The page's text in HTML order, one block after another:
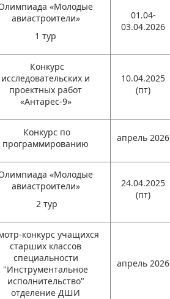
«Молодые
авиастроители»
1 тур
01.04-
03.04.2026
Конкурс
исследовательских и
проектных работ
«Антарес-9»
10.04.2025
(пт)
Конкурс по
программированию
апрель 2026
«Молодые
авиастроители»
2 тур
24.04.2025
(пт)
конкурс учащихся
старших классов
специальности
"Инструментальное
исполнительство"
отделение ДШИ
апрель 2026